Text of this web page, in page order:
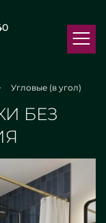
Угловые (в угол)
БЕЗ